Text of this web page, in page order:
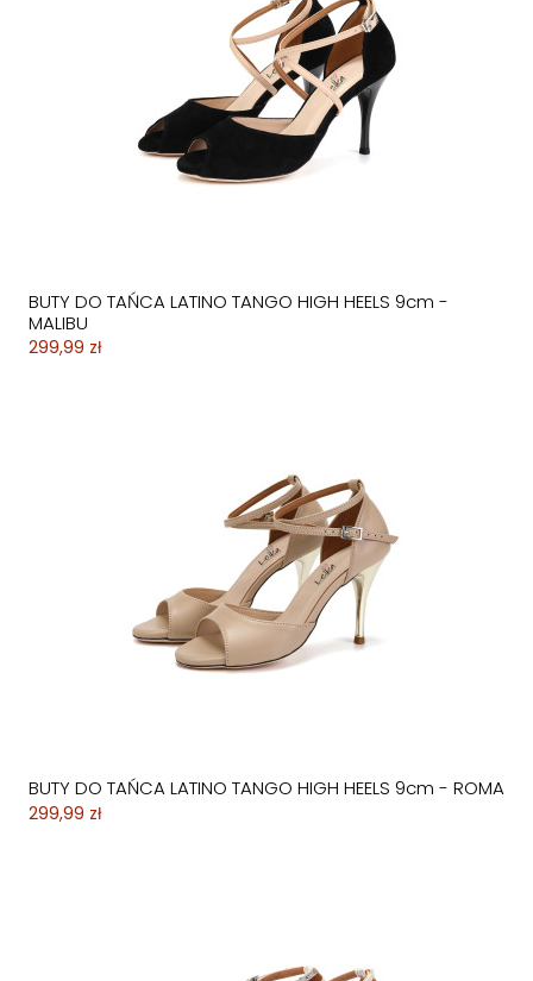
BUTY DO TAŃCA LATINO TANGO HIGH HEELS 9cm -
MALIBU
299,99 zł
BUTY DO TAŃCA LATINO TANGO HIGH HEELS 9cm - ROMA
299,99 zł